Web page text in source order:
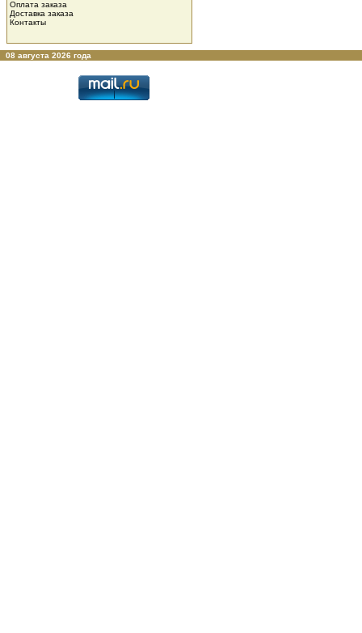
Оплата заказа
Доставка заказа
Контакты
08 августа 2026 года